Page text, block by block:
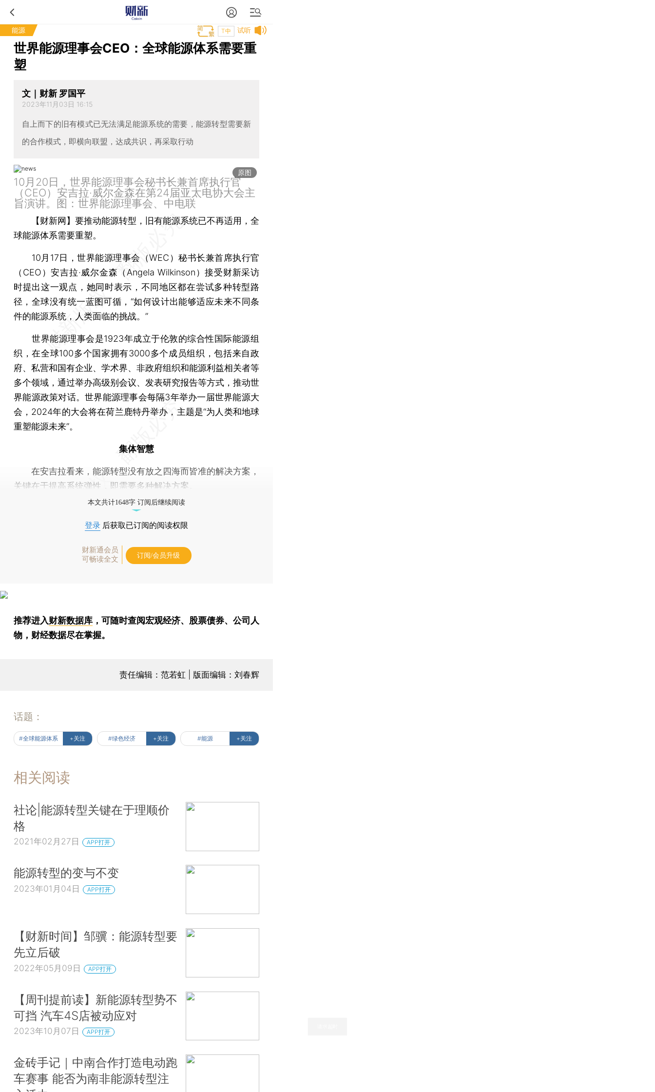
能源 试听
T中
世界能源理事会CEO：全球能源体系需要重
塑
文｜财新 罗国平
2023年11月03日 16:15
自上而下的旧有模式已无法满足能源系统的需要，能源转型需要新
的合作模式，即横向联盟，达成共识，再采取行动
原图
10月20日，世界能源理事会秘书长兼首席执行官
（CEO）安吉拉·威尔金森在第24届亚太电协大会主
旨演讲。图：世界能源理事会、中电联
【财新网】 要推动能源转型，旧有能源系统已不再适用，全
球能源体系需要重塑。
10月17日，世界能源理事会（WEC）秘书长兼首席执行官
（CEO）安吉拉·威尔金森（Angela Wilkinson）接受财新采访
时提出这一观点，她同时表示，不同地区都在尝试多种转型路
径，全球没有统一蓝图可循，“如何设计出能够适应未来不同条
件的能源系统，人类面临的挑战。”
世界能源理事会是1923年成立于伦敦的综合性国际能源组
织，在全球100多个国家拥有3000多个成员组织，包括来自政
府、私营和国有企业、学术界、非政府组织和能源利益相关者等
多个领域，通过举办高级别会议、发表研究报告等方式，推动世
界能源政策对话。世界能源理事会每隔3年举办一届世界能源大
会，2024年的大会将在荷兰鹿特丹举办，主题是“为人类和地球
重塑能源未来”。
集体智慧
在安吉拉看来，能源转型没有放之四海而皆准的解决方案，
关键在于提高系统弹性，即需要多种解决方案。
本文共计1648字 订阅后继续阅读
登录 后获取已订阅的阅读权限
财新通会员
可畅读全文
订阅/会员升级
推荐进入财新数据库 ，可随时查阅宏观经济、股票债券、公司人
物，财经数据尽在掌握。
责任编辑：范若虹 | 版面编辑：刘春辉
话题：
#全球能源体系 +关注 #绿色经济 +关注 #能源 +关注
相关阅读
社论|能源转型关键在于理顺价
格
2021年02月27日 APP打开
能源转型的变与不变
2023年01月04日 APP打开
【财新时间】邹骥：能源转型要
先立后破
2022年05月09日 APP打开
【周刊提前读】新能源转型势不
可挡 汽车4S店被动应对
2023年10月07日 APP打开
金砖手记｜中南合作打造电动跑
车赛事 能否为南非能源转型注